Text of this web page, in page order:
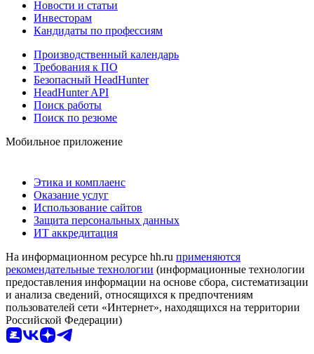
Новости и статьи
Инвесторам
Кандидаты по профессиям
Производственный календарь
Требования к ПО
Безопасный HeadHunter
HeadHunter API
Поиск работы
Поиск по резюме
Мобильное приложение
Этика и комплаенс
Оказание услуг
Использование сайтов
Защита персональных данных
ИТ аккредитация
На информационном ресурсе hh.ru применяются
рекомендательные технологии (информационные технологии
предоставления информации на основе сбора, систематизации
и анализа сведений, относящихся к предпочтениям
пользователей сети «Интернет», находящихся на территории
Российской Федерации)